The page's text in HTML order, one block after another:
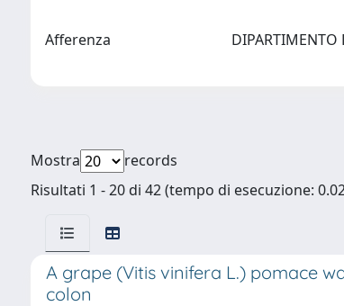
Afferenza DIPARTIMENTO
Mostra
records
Risultati 1 - 20 di 42 (tempo di esecuzione:
A grape (Vitis vinifera L.) pomace
colon